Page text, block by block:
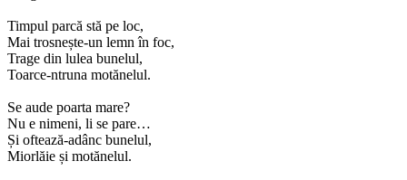
Timpul parcă stă pe loc,
Mai trosnește-un lemn în foc,
Trage din lulea bunelul,
Toarce-ntruna motănelul.
Se aude poarta mare?
Nu e nimeni, li se pare…
Și oftează-adânc bunelul,
Miorlăie și motănelul.